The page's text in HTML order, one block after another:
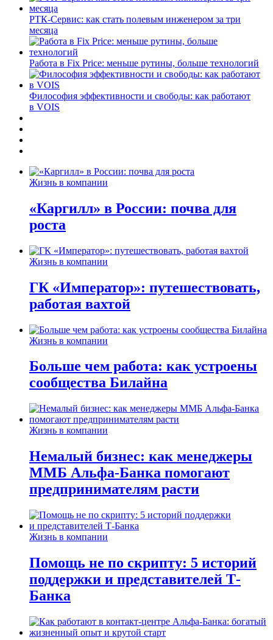
РТК-Сервис: как стать полевым инженером за три
месяца
Работа в Fix Price: меньше рутины, больше технологий
Философия эффективности и свободы: как работают
в VOIS
Жизнь в компании
«Каргилл» в России: почва для
роста
Жизнь в компании
ГК «Император»: путешествовать,
работая вахтой
Жизнь в компании
Больше чем работа: как устроены
сообщества Билайна
Жизнь в компании
Немалый бизнес: как менеджеры
ММБ Альфа-Банка помогают
предпринимателям расти
Жизнь в компании
Помощь не по скрипту: 5 историй
поддержки и представителей Т-
Банка